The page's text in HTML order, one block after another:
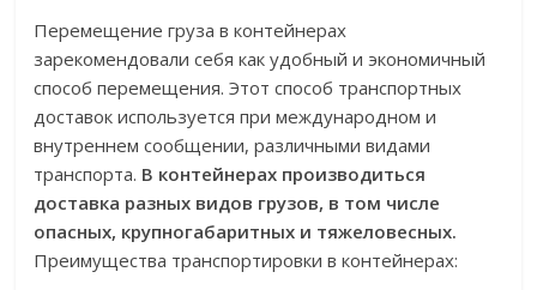
Перемещение груза в контейнерах
зарекомендовали себя как удобный и экономичный
способ перемещения. Этот способ транспортных
доставок используется при международном и
внутреннем сообщении, различными видами
транспорта. В контейнерах производиться
доставка разных видов грузов, в том числе
опасных, крупногабаритных и тяжеловесных.
Преимущества транспортировки в контейнерах: